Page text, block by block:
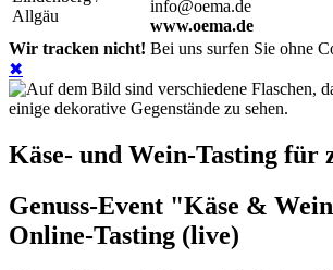
Allgäu
info@oema.de
www.oema.de
Wir tracken nicht! Bei uns surfen Sie ohne
✖
Käse- und Wein-Tasting für
Genuss-Event "Käse &
Online-Tasting (live)